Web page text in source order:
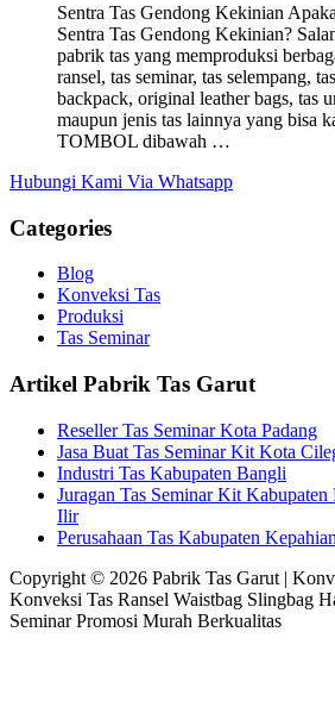
Sentra Tas Gendong Kekinian
Sentra Tas Gendong Kekinian?
pabrik tas yang memproduksi
ransel, tas seminar, tas selempang,
backpack, original leather bags, tas
maupun jenis tas lainnya yang bisa
TOMBOL dibawah …
Hubungi Kami Via Whatsapp
Categories
Blog
Konveksi Tas
Produksi
Tas Seminar
Artikel Pabrik Tas Garut
Reseller Tas Seminar Kota Padang
Jasa Buat Tas Seminar Kit Kota
Industri Tas Kabupaten Bangli
Juragan Tas Seminar Kit
Ilir
Perusahaan Tas Kabupaten
Copyright © 2026 Pabrik Tas Garut |
Konveksi Tas Ransel Waistbag Slingbag
Seminar Promosi Murah Berkualitas